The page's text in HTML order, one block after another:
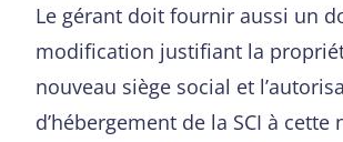
Le gérant doit fournir aussi un
modification justifiant la
nouveau siège social et
d’hébergement de la SCI à cette